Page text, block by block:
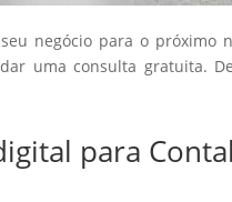
negócio para o próximo
uma consulta gratuita.
para